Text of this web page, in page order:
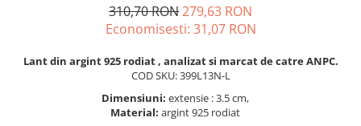
310,70 RON279,63 RON
Economisesti: 31,07 RON
Lant din argint 925 rodiat , analizat si marcat de catre ANPC.
COD SKU: 399L13N-L
Dimensiuni: extensie : 3.5 cm,
Material: argint 925 rodiat